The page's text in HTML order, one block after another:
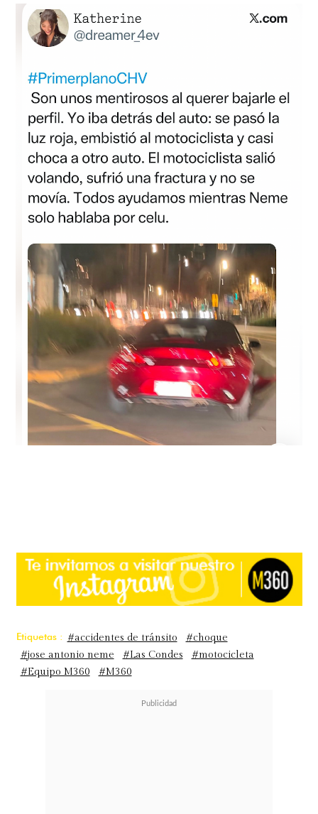
Etiquetas : #accidentes de tránsito
#choque
#jose antonio neme
#Las Condes
#motocicleta
#Equipo M360
#M360